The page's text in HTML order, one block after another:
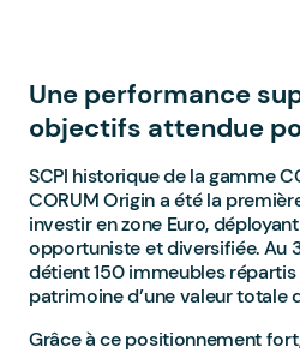
Une performance
objectifs attendue
SCPI historique de la gamme
CORUM Origin a été la
investir en zone Euro,
opportuniste et diversifiée. Au
détient 150 immeubles répartis
patrimoine d’une valeur totale
Grâce à ce positionnement